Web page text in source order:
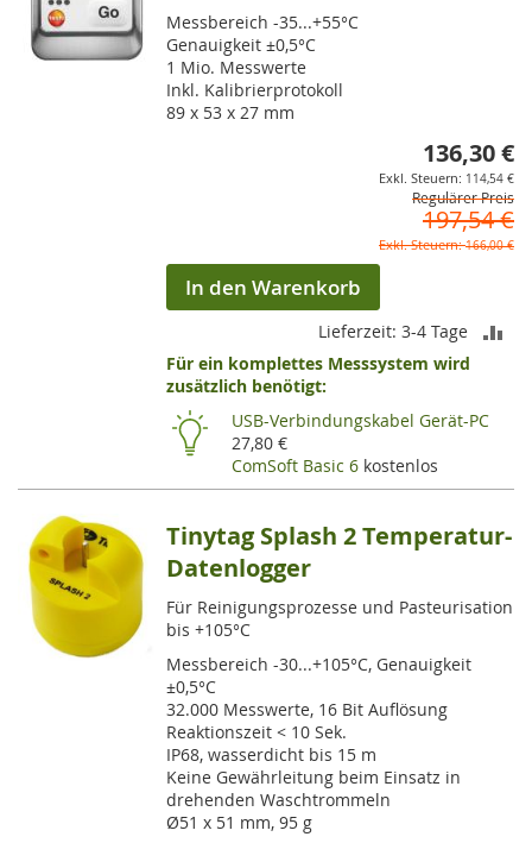
Messbereich -35...+55°C
Genauigkeit ±0,5°C
1 Mio. Messwerte
Inkl. Kalibrierprotokoll
89 x 53 x 27 mm
136,30 €
114,54 €
Regulärer Preis
197,54 €
166,00 €
In den Warenkorb
Lieferzeit: 3-4 Tage
Für ein komplettes Messsystem wird
zusätzlich benötigt:
USB-Verbindungskabel Gerät-PC
27,80 €
ComSoft Basic 6 kostenlos
Tinytag Splash 2 Temperatur-
Datenlogger
Für Reinigungsprozesse und Pasteurisation
bis +105°C
Messbereich -30...+105°C, Genauigkeit
±0,5°C
32.000 Messwerte, 16 Bit Auflösung
Reaktionszeit < 10 Sek.
IP68, wasserdicht bis 15 m
Keine Gewährleitung beim Einsatz in
drehenden Waschtrommeln
Ø51 x 51 mm, 95 g